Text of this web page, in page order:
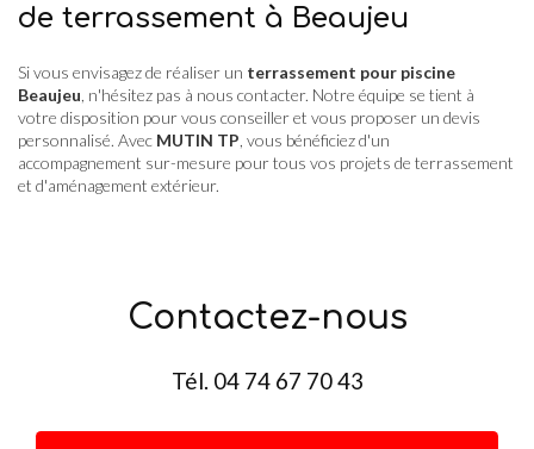
de terrassement à Beaujeu
Si vous envisagez de réaliser un terrassement pour piscine
Beaujeu , n'hésitez pas à nous contacter. Notre équipe se tient à
votre disposition pour vous conseiller et vous proposer un devis
personnalisé. Avec MUTIN TP , vous bénéficiez d'un
accompagnement sur-mesure pour tous vos projets de terrassement
et d'aménagement extérieur.
Contactez-nous
Tél. 04 74 67 70 43